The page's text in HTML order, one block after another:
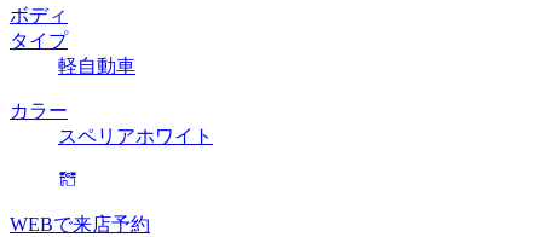
ボディ
タイプ
軽自動車
カラー
スペリアホワイト
WEBで来店予約